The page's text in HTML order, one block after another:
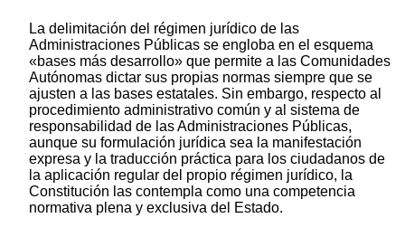
La delimitación del régimen jurídico de las
Administraciones Públicas se engloba en el esquema
«bases más desarrollo» que permite a las Comunidades
Autónomas dictar sus propias normas siempre que se
ajusten a las bases estatales. Sin embargo, respecto al
procedimiento administrativo común y al sistema de
responsabilidad de las Administraciones Públicas,
aunque su formulación jurídica sea la manifestación
expresa y la traducción práctica para los ciudadanos de
la aplicación regular del propio régimen jurídico, la
Constitución las contempla como una competencia
normativa plena y exclusiva del Estado.